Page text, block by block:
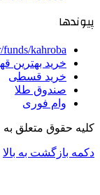
پیوندها
funds/kahroba
خرید بهترین
خرید قسطی
صندوق طلا
وام فوری
کلیه حقوق متعلق
دکمه بازگشت به بالا